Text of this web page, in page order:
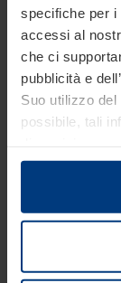
specifiche per i
accessi al
che ci
pubblicità e
Suo utilizzo
possibile, tali
con il Suo
Le
sul Suo
sito. Per tutti
consenso. Lei
La vasta gamma
dissuasore
sicurezza.